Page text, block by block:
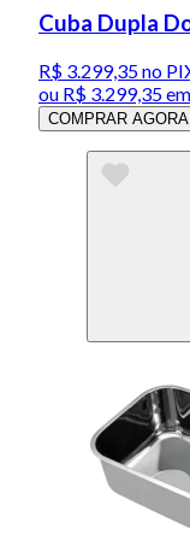
Cuba Dupla
R$ 3.299,35no
ou R$ 3.299,35
COMPRAR AGORA